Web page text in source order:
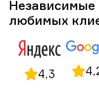
любимых
4,3